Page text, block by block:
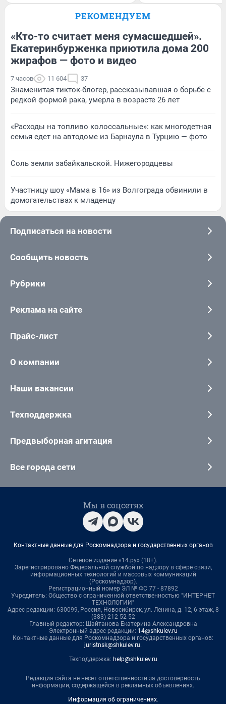
РЕКОМЕНДУЕМ
«Кто-то считает меня сумасшедшей».
Екатеринбурженка приютила дома 200
жирафов — фото и видео
7 часов 11 604 37
Знаменитая тикток-блогер, рассказывавшая о борьбе с
редкой формой рака, умерла в возрасте 26 лет
«Расходы на топливо колоссальные»: как многодетная
семья едет на автодоме из Барнаула в Турцию — фото
Соль земли забайкальской. Нижегородцевы
Участницу шоу «Мама в 16» из Волгограда обвинили в
домогательствах к младенцу
Подписаться на новости
Сообщить новость
Рубрики
Реклама на сайте
Прайс-лист
О компании
Наши вакансии
Техподдержка
Предвыборная агитация
Все города сети
Мы в соцсетях
Контактные данные для Роскомнадзора и государственных органов
Сетевое издание «14.ру» (18+).
Зарегистрировано Федеральной службой по надзору в сфере связи,
информационных технологий и массовых коммуникаций
(Роскомнадзор).
Регистрационный номер ЭЛ № ФС 77 - 87892
Учредитель: Общество с ограниченной ответственностью "ИНТЕРНЕТ
ТЕХНОЛОГИИ"
Адрес редакции: 630099, Россия, Новосибирск, ул. Ленина, д. 12, 6 этаж, 8
(383) 212-52-52
Главный редактор: Шайтанова Екатерина Александровна
Электронный адрес редакции: 14@shkulev.ru
Контактные данные для Роскомнадзора и государственных органов:
juristnsk@shkulev.ru.
Техподдержка: help@shkulev.ru
Редакция сайта не несет ответственности за достоверность
информации, содержащейся в рекламных объявлениях.
Информация об ограничениях.